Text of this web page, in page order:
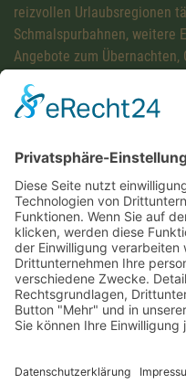
reizvollen Urlaubsregionen
Schmalspurbahnen, weitere
Angebote zum Übernachten,